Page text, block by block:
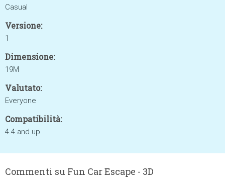
Casual
Versione:
1
Dimensione:
19M
Valutato:
Everyone
Compatibilità:
4.4 and up
Commenti su Fun Car Escape - 3D